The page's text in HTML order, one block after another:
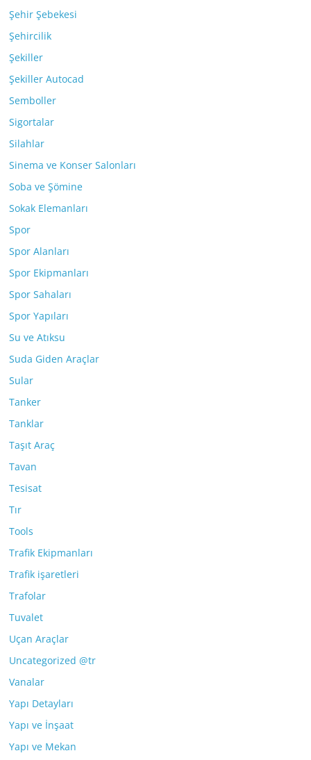
Şehir Şebekesi
Şehircilik
Şekiller
Şekiller Autocad
Semboller
Sigortalar
Silahlar
Sinema ve Konser Salonları
Soba ve Şömine
Sokak Elemanları
Spor
Spor Alanları
Spor Ekipmanları
Spor Sahaları
Spor Yapıları
Su ve Atıksu
Suda Giden Araçlar
Sular
Tanker
Tanklar
Taşıt Araç
Tavan
Tesisat
Tır
Tools
Trafik Ekipmanları
Trafik işaretleri
Trafolar
Tuvalet
Uçan Araçlar
Uncategorized @tr
Vanalar
Yapı Detayları
Yapı ve İnşaat
Yapı ve Mekan